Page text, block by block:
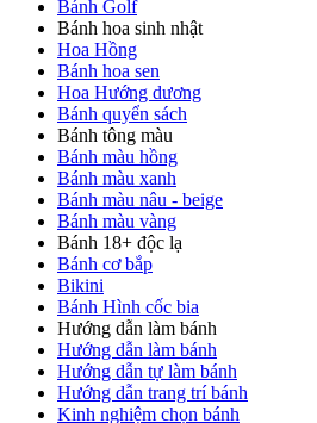
Bánh Golf
Bánh hoa sinh nhật
Hoa Hồng
Bánh hoa sen
Hoa Hướng dương
Bánh quyển sách
Bánh tông màu
Bánh màu hồng
Bánh màu xanh
Bánh màu nâu - beige
Bánh màu vàng
Bánh 18+ độc lạ
Bánh cơ bắp
Bikini
Bánh Hình cốc bia
Hướng dẫn làm bánh
Hướng dẫn làm bánh
Hướng dẫn tự làm bánh
Hướng dẫn trang trí bánh
Kinh nghiệm chọn bánh